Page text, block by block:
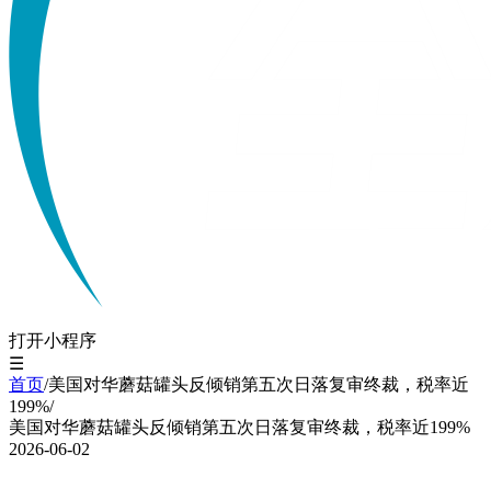
打开小程序
☰
首页/美国对华蘑菇罐头反倾销第五次日落复审终裁，税率近
199%/
美国对华蘑菇罐头反倾销第五次日落复审终裁，税率近199%
2026-06-02